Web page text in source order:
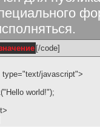
[/code]
type="text/javascript">
world!");